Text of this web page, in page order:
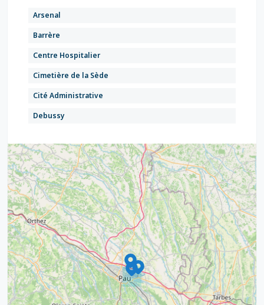
Arsenal
Barrère
Centre Hospitalier
Cimetière de la Sède
Cité Administrative
Debussy
L.E.P. Dupuy
La Planète
La Sendère
Laennec
Marcadieu
Martinet
Mouysset
Parc Municipal des Sports
2
12
4
7
16
9